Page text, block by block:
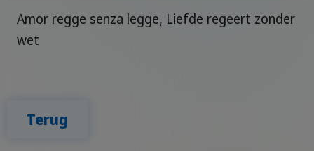
Amor regge senza legge, Liefde regeert zonder
wet
Terug